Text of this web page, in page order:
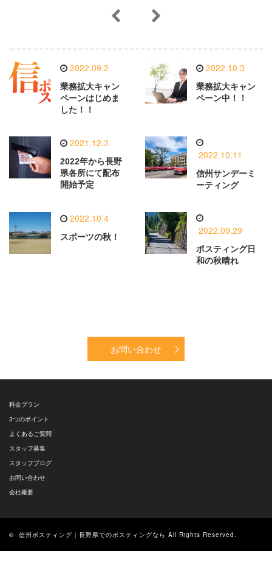
2022.09.2
業務拡大キャン
ペーンはじめま
した！！
2022.10.3
業務拡大キャン
ペーン中！！
2021.12.3
2022年から長野
県各所にて配布
開始予定
2022.10.11
信州サンデーミ
ーティング
2022.10.4
スポーツの秋！
2022.09.29
ポスティング日
和の秋晴れ
お問い合わせ
料金プラン
3つのポイント
よくあるご質問
スタッフ募集
スタッフブログ
お問い合わせ
会社概要
© 信州ポスティング｜長野県でのポスティングなら All Rights Reserved.